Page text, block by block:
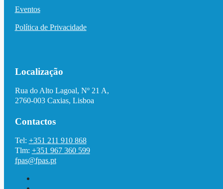
Eventos
Política de Privacidade
Localização
Rua do Alto Lagoal, Nº 21 A,
2760-003 Caxias, Lisboa
Contactos
Tel: +351 211 910 868
Tlm: +351 967 360 599
fpas@fpas.pt